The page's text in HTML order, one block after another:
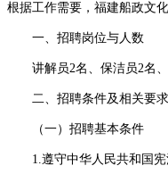
根据工作需要，福建船政文
一、招聘岗位与人数
讲解员2名、保洁员2名、
二、招聘条件及相关要求
（一）招聘基本条件
1.遵守中华人民共和国宪